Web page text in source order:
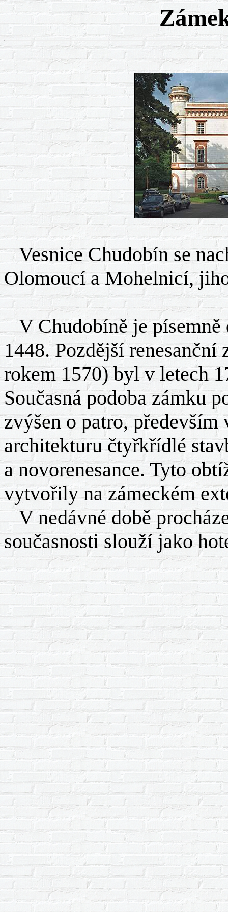
Vesnice Chudobín se
Olomoucí a Mohelnicí,
V Chudobíně je písemně
1448. Pozdější
rokem 1570) byl v letech
Současná podoba zámku
zvýšen o patro,
architekturu čtyřkřídlé
a novorenesance. Tyto
vytvořily na zámeckém
V nedávné době
současnosti slouží jako